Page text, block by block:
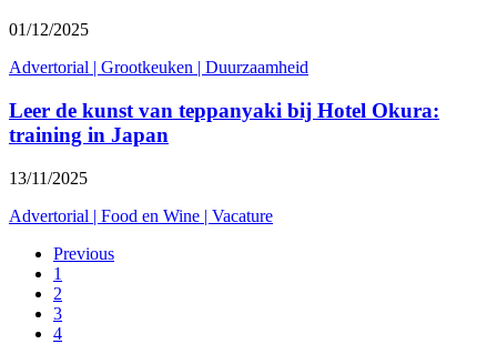
01/12/2025
Advertorial | Grootkeuken | Duurzaamheid
Leer de kunst van teppanyaki bij Hotel Okura:
training in Japan
13/11/2025
Advertorial | Food en Wine | Vacature
Previous
1
2
3
4